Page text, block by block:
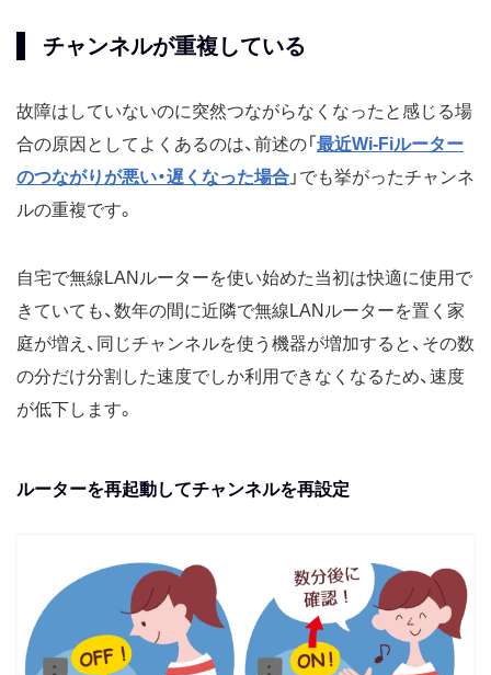
チャンネルが重複している
故障はしていないのに突然つながらなくなったと感じる場
合の原因としてよくあるのは、前述の「 最近Wi-Fiルーター
のつながりが悪い・遅くなった場合 」でも挙がったチャンネ
ルの重複です。
自宅で無線LANルーターを使い始めた当初は快適に使用で
きていても、数年の間に近隣で無線LANルーターを置く家
庭が増え、同じチャンネルを使う機器が増加すると、その数
の分だけ分割した速度でしか利用できなくなるため、速度
が低下します。
ルーターを再起動してチャンネルを再設定